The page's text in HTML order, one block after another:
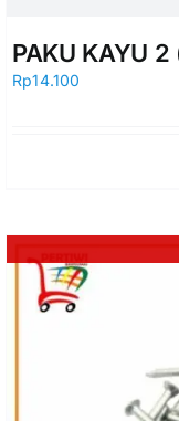
PAKU KAYU 2
Rp14.100